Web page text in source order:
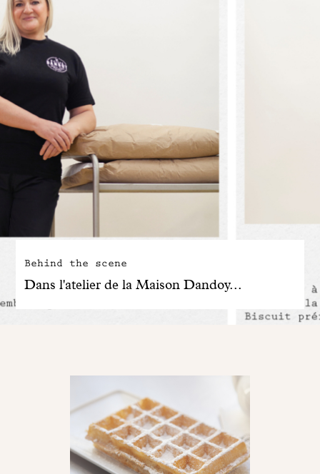
Behind the scene
Dans l'atelier de la Maison Dandoy...